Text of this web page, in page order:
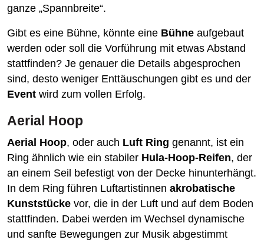
ganze „Spannbreite“.
Gibt es eine Bühne, könnte eine Bühne aufgebaut
werden oder soll die Vorführung mit etwas Abstand
stattfinden? Je genauer die Details abgesprochen
sind, desto weniger Enttäuschungen gibt es und der
Event wird zum vollen Erfolg.
Aerial Hoop
Aerial Hoop, oder auch Luft Ring genannt, ist ein
Ring ähnlich wie ein stabiler Hula-Hoop-Reifen, der
an einem Seil befestigt von der Decke hinunterhängt.
In dem Ring führen Luftartistinnen akrobatische
Kunststücke vor, die in der Luft und auf dem Boden
stattfinden. Dabei werden im Wechsel dynamische
und sanfte Bewegungen zur Musik abgestimmt